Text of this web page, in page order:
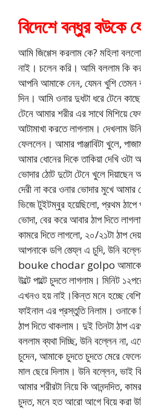
বিদেশে বন্ধুর বউকে
আমি জিগ্গেস করলাম কে? মহিলা
নাই। চলেন করি। আমি বললাম কি
আপনি আমাকে নেন, যেমন খুশি তেমন
দিন। আমি ওনার দুধটা ধরে টেনে
টেনে আমার শরীর এর সাথে মিশিয়ে
আটামাখা করতে লাগলাম। দেখলাম
ফেললেন। আমার পাঞ্জাবিটা খুলে,
আমার ধোনের দিকে তাকিয়া দেখি
ভোদার ঠোট দুটো টেনে খুলে
দেরী না করে ওনার ভোদার মুখে আমার
ভিজে টুইটম্বুর হয়েছিলো, প্রথম
ভোদা, বের করে আবার ঠাপ দিতে
কামরে দিতে লাগলো, ২০/২১টা ঠাপ
আপনাকে ডগি স্ত্য্লে এ চুদি, উনি
bouke chodar golpo আমাকে
উল্টে পাল্টে চুদতে লাগলাম। মিনিট
এখনও হয় নাই।কিন্ত মনে হচ্ছে
ফাইনাল এর প্রস্তুতি নিলাম।
ঠাপ দিতে থাকলাম। দুই তিনটা ঠাপ
বললাম ব্যথা দিচ্ছি, উনি বল্লেন
চুদেন, আমাকে চুদতে চুদতে মেরে
মাল ছেরে দিলাম। উনি বল্লেন, ভাই
আমার শরীরটা নিয়ে কি আনন্দদিত,
চুদত, মনে হত আরো আগে বিয়ে করা